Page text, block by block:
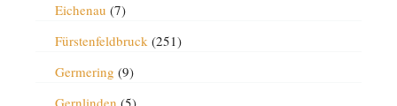
Eichenau (7)
Fürstenfeldbruck(251)
Germering (9)
Gernlinden (5)